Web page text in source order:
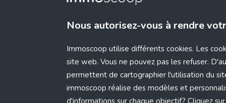
Nous autorisez-vous à rendre
Immoscoop utilise différents cookies. Les
site web. Vous ne pouvez pas les refuser.
permettent de cartographier l'utilisation du
immoscoop réalise des modèles et
d'informations sur chaque objectif? Cliquez